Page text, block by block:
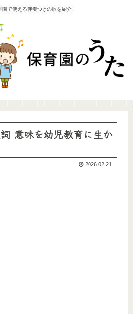
園で使える伴奏つきの歌を紹介
意味を幼児教育に生か
2026.02.21